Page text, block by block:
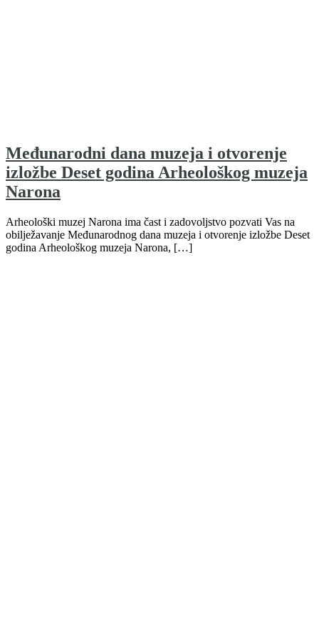
Međunarodni dana muzeja i otvorenje
izložbe Deset godina Arheološkog muzeja
Narona
Arheološki muzej Narona ima čast i zadovoljstvo pozvati Vas na
obilježavanje Međunarodnog dana muzeja i otvorenje izložbe Deset
godina Arheološkog muzeja Narona, […]